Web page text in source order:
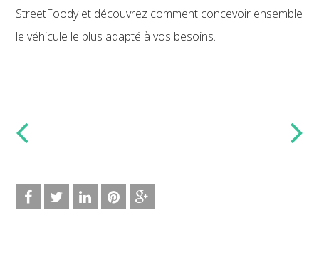
StreetFoody et découvrez comment concevoir ensemble
le véhicule le plus adapté à vos besoins.